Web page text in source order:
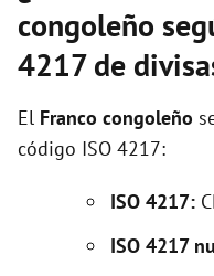
congoleño
4217 de
El Franco congoleño
código ISO 4217:
ISO 4217:
ISO 4217